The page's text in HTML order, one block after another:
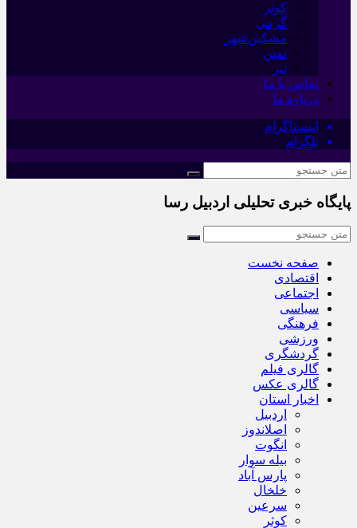
کوثر
گرمی
مشکین‌شهر
نمین
نیر
تماس با ما
درباره ما
اینستاگرام
تلگرام
پایگاه خبری تحلیلی اردبیل رسا
صفحه نخست
اقتصادی
اجتماعی
سیاسی
فرهنگی
ورزشی
گردشگری
گالری فیلم
گالری عکس
اخبار استان
اردبیل
اصلاندوز
انگوت
بیله سوار
پارس آباد
خلخال
سرعین
کوثر